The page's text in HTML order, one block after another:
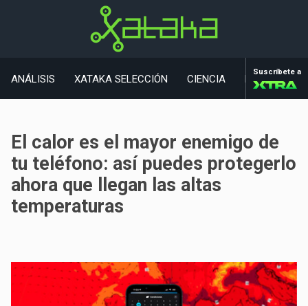
ANÁLISIS XATAKA SELECCIÓN CIENCIA MOVILIDAD
Suscríbete a
El calor es el mayor enemigo de
tu teléfono: así puedes protegerlo
ahora que llegan las altas
temperaturas